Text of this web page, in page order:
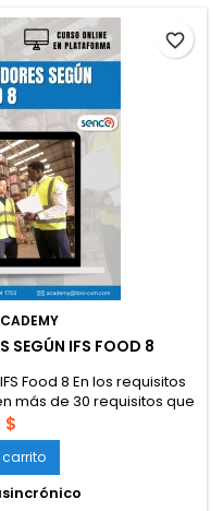
SEGÚN IFS FOOD 8
Food 8 En los requisitos
más de 30 requisitos que
servicios o procesos
tendrá 3 resultados:
relacionados a
de IFS Food Versión 8.
$
favorite_border